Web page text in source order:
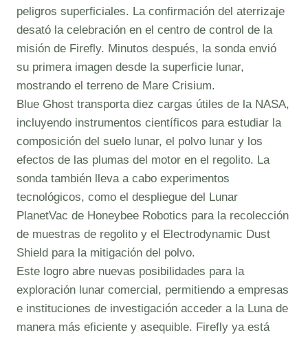
peligros superficiales. La confirmación del aterrizaje
desató la celebración en el centro de control de la
misión de Firefly. Minutos después, la sonda envió
su primera imagen desde la superficie lunar,
mostrando el terreno de Mare Crisium.
Blue Ghost transporta diez cargas útiles de la NASA,
incluyendo instrumentos científicos para estudiar la
composición del suelo lunar, el polvo lunar y los
efectos de las plumas del motor en el regolito. La
sonda también lleva a cabo experimentos
tecnológicos, como el despliegue del Lunar
PlanetVac de Honeybee Robotics para la recolección
de muestras de regolito y el Electrodynamic Dust
Shield para la mitigación del polvo.
Este logro abre nuevas posibilidades para la
exploración lunar comercial, permitiendo a empresas
e instituciones de investigación acceder a la Luna de
manera más eficiente y asequible. Firefly ya está